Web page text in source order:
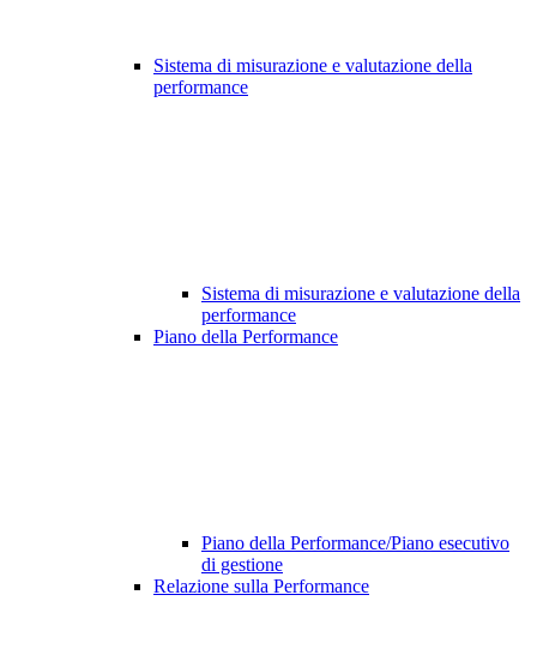
Sistema di misurazione e valutazione della
performance
Sistema di misurazione e valutazione della
performance
Piano della Performance
Piano della Performance/Piano esecutivo
di gestione
Relazione sulla Performance